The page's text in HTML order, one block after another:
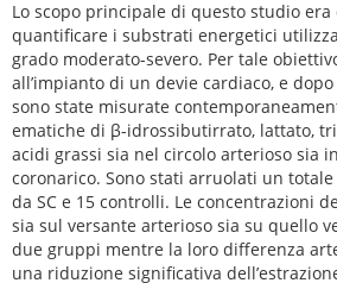
Lo scopo principale di questo studio
quantificare i substrati energetici
grado moderato-severo. Per tale
all’impianto di un devie cardiaco, e
sono state misurate
ematiche di β-idrossibutirrato, lattato,
acidi grassi sia nel circolo arterioso sia
coronarico. Sono stati arruolati un
da SC e 15 controlli. Le concentrazioni
sia sul versante arterioso sia su quello
due gruppi mentre la loro differenza
una riduzione significativa